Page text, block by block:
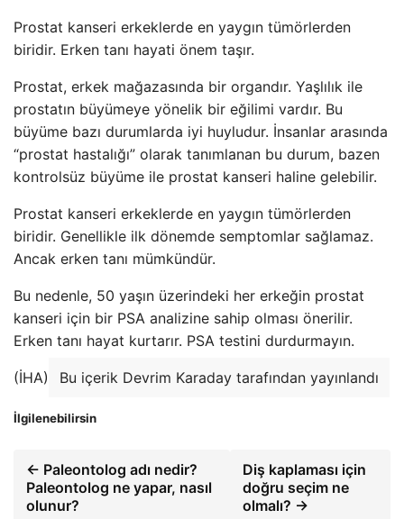
Prostat kanseri erkeklerde en yaygın tümörlerden
biridir. Erken tanı hayati önem taşır.
Prostat, erkek mağazasında bir organdır. Yaşlılık ile
prostatın büyümeye yönelik bir eğilimi vardır. Bu
büyüme bazı durumlarda iyi huyludur. İnsanlar arasında
“prostat hastalığı” olarak tanımlanan bu durum, bazen
kontrolsüz büyüme ile prostat kanseri haline gelebilir.
Prostat kanseri erkeklerde en yaygın tümörlerden
biridir. Genellikle ilk dönemde semptomlar sağlamaz.
Ancak erken tanı mümkündür.
Bu nedenle, 50 yaşın üzerindeki her erkeğin prostat
kanseri için bir PSA analizine sahip olması önerilir.
Erken tanı hayat kurtarır. PSA testini durdurmayın.
(İHA) Bu içerik Devrim Karaday tarafından yayınlandı
İlgilenebilirsin
← Paleontolog adı nedir?
Paleontolog ne yapar, nasıl
olunur?
Diş kaplaması için
doğru seçim ne
olmalı? →